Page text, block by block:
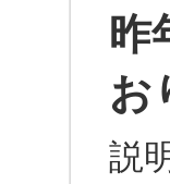
昨
お
説